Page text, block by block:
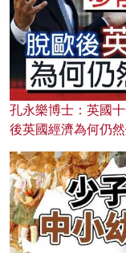
孔永樂博士：英國
後英國經濟為何仍然